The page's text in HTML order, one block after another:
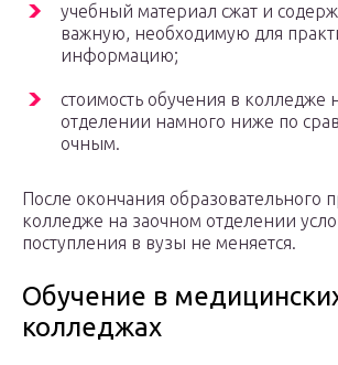
учебный материал сжат и
важную, необходимую для
информацию;
стоимость обучения в колледже
отделении намного ниже по
очным.
После окончания образовательного
колледже на заочном отделении
поступления в вузы не меняется.
Обучение в
колледжах